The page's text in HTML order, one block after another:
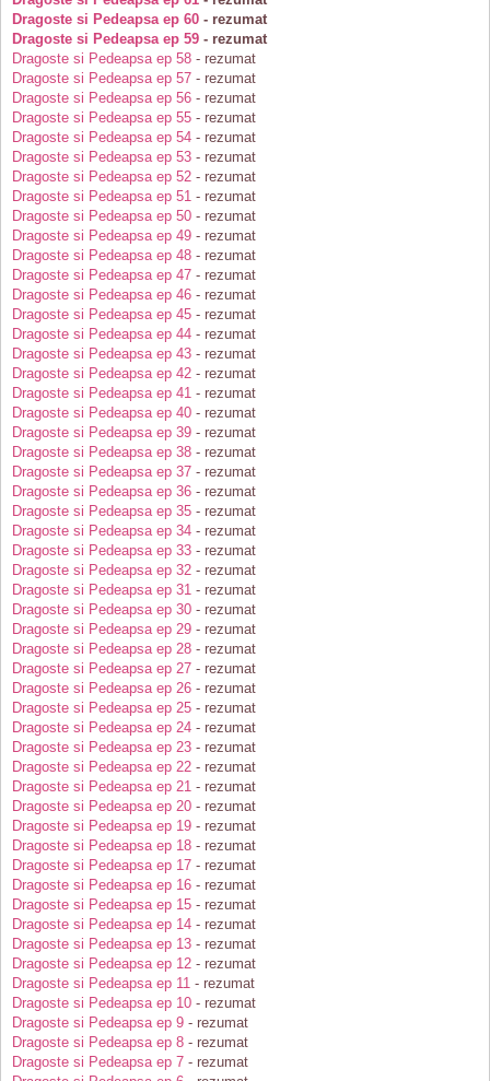
Dragoste si Pedeapsa ep 60 - rezumat
Dragoste si Pedeapsa ep 59 - rezumat
Dragoste si Pedeapsa ep 58 - rezumat
Dragoste si Pedeapsa ep 57 - rezumat
Dragoste si Pedeapsa ep 56 - rezumat
Dragoste si Pedeapsa ep 55 - rezumat
Dragoste si Pedeapsa ep 54 - rezumat
Dragoste si Pedeapsa ep 53 - rezumat
Dragoste si Pedeapsa ep 52 - rezumat
Dragoste si Pedeapsa ep 51 - rezumat
Dragoste si Pedeapsa ep 50 - rezumat
Dragoste si Pedeapsa ep 49 - rezumat
Dragoste si Pedeapsa ep 48 - rezumat
Dragoste si Pedeapsa ep 47 - rezumat
Dragoste si Pedeapsa ep 46 - rezumat
Dragoste si Pedeapsa ep 45 - rezumat
Dragoste si Pedeapsa ep 44 - rezumat
Dragoste si Pedeapsa ep 43 - rezumat
Dragoste si Pedeapsa ep 42 - rezumat
Dragoste si Pedeapsa ep 41 - rezumat
Dragoste si Pedeapsa ep 40 - rezumat
Dragoste si Pedeapsa ep 39 - rezumat
Dragoste si Pedeapsa ep 38 - rezumat
Dragoste si Pedeapsa ep 37 - rezumat
Dragoste si Pedeapsa ep 36 - rezumat
Dragoste si Pedeapsa ep 35 - rezumat
Dragoste si Pedeapsa ep 34 - rezumat
Dragoste si Pedeapsa ep 33 - rezumat
Dragoste si Pedeapsa ep 32 - rezumat
Dragoste si Pedeapsa ep 31 - rezumat
Dragoste si Pedeapsa ep 30 - rezumat
Dragoste si Pedeapsa ep 29 - rezumat
Dragoste si Pedeapsa ep 28 - rezumat
Dragoste si Pedeapsa ep 27 - rezumat
Dragoste si Pedeapsa ep 26 - rezumat
Dragoste si Pedeapsa ep 25 - rezumat
Dragoste si Pedeapsa ep 24 - rezumat
Dragoste si Pedeapsa ep 23 - rezumat
Dragoste si Pedeapsa ep 22 - rezumat
Dragoste si Pedeapsa ep 21 - rezumat
Dragoste si Pedeapsa ep 20 - rezumat
Dragoste si Pedeapsa ep 19 - rezumat
Dragoste si Pedeapsa ep 18 - rezumat
Dragoste si Pedeapsa ep 17 - rezumat
Dragoste si Pedeapsa ep 16 - rezumat
Dragoste si Pedeapsa ep 15 - rezumat
Dragoste si Pedeapsa ep 14 - rezumat
Dragoste si Pedeapsa ep 13 - rezumat
Dragoste si Pedeapsa ep 12 - rezumat
Dragoste si Pedeapsa ep 11 - rezumat
Dragoste si Pedeapsa ep 10 - rezumat
Dragoste si Pedeapsa ep 9 - rezumat
Dragoste si Pedeapsa ep 8 - rezumat
Dragoste si Pedeapsa ep 7 - rezumat